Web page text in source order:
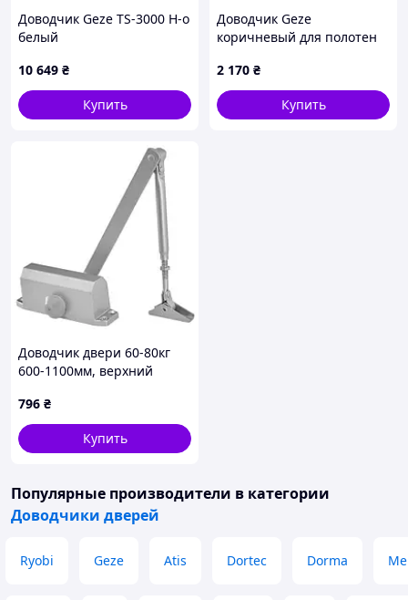
Доводчик Geze TS-3000 H-o
белый
10 649 ₴
Купить
Доводчик Geze
коричневый для полотен
A65M27402
2 170 ₴
Купить
Доводчик двери 60-80кг
600-1100мм, верхний
796 ₴
Купить
Популярные производители в категории
Доводчики дверей
Ryobi Geze Atis Dortec Dorma